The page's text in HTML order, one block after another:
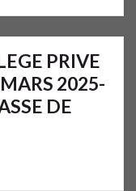
PRIVE
2025-
DE